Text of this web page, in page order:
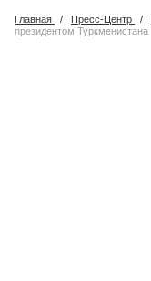
Главная / Пресс-Центр /
президентом Туркменистана